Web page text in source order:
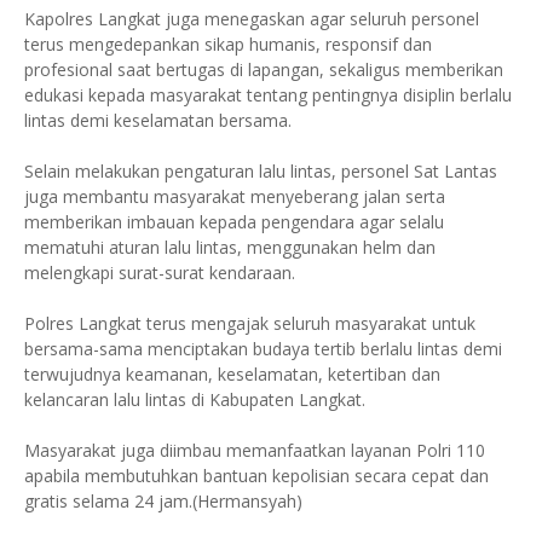
Kapolres Langkat juga menegaskan agar seluruh personel
terus mengedepankan sikap humanis, responsif dan
profesional saat bertugas di lapangan, sekaligus memberikan
edukasi kepada masyarakat tentang pentingnya disiplin berlalu
lintas demi keselamatan bersama.
Selain melakukan pengaturan lalu lintas, personel Sat Lantas
juga membantu masyarakat menyeberang jalan serta
memberikan imbauan kepada pengendara agar selalu
mematuhi aturan lalu lintas, menggunakan helm dan
melengkapi surat-surat kendaraan.
Polres Langkat terus mengajak seluruh masyarakat untuk
bersama-sama menciptakan budaya tertib berlalu lintas demi
terwujudnya keamanan, keselamatan, ketertiban dan
kelancaran lalu lintas di Kabupaten Langkat.
Masyarakat juga diimbau memanfaatkan layanan Polri 110
apabila membutuhkan bantuan kepolisian secara cepat dan
gratis selama 24 jam.(Hermansyah)